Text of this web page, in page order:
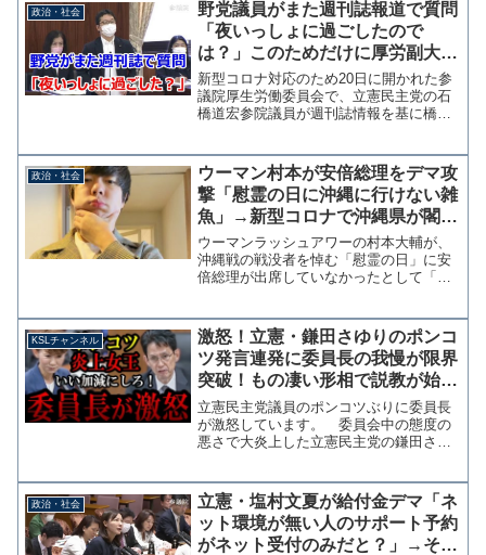
るようなので、過去の暴言投稿...
政治・社会
野党議員がまた週刊誌報道で質問
「夜いっしょに過ごしたので
は？」このためだけに厚労副大臣
と政務官を委員会に呼ぶ
新型コロナ対応のため20日に開かれた参
議院厚生労働委員会で、立憲民主党の石
橋道宏参院議員が週刊誌情報を基に橋本
橋議員は自見政務官に対して、報道され
た日に議員宿舎にいたか...
政治・社会
ウーマン村本が安倍総理をデマ攻
撃「慰霊の日に沖縄に行けない雑
魚」→新型コロナで沖縄県が閣僚
や野党の招待を断念
ウーマンラッシュアワーの村本大輔が、
沖縄戦の戦没者を悼む「慰霊の日」に安
倍総理が出席していなかったとして「同
ん沖縄は渡航自粛要請終わってるよ。い
まはいけるよ。忙しいのか...
KSLチャンネル
激怒！立憲・鎌田さゆりのポンコ
ツ発言連発に委員長の我慢が限界
突破！もの凄い形相で説教が始ま
る【KSLチャンネル】
立憲民主党議員のポンコツぶりに委員長
が激怒しています。 委員会中の態度の
悪さで大炎上した立憲民主党の鎌田さゆ
り返し理事会協議を求めたことで階猛委
員長を激怒させています...
政治・社会
立憲・塩村文夏が給付金デマ「ネ
ット環境が無い人のサポート予約
がネット受付のみだと？」→そん